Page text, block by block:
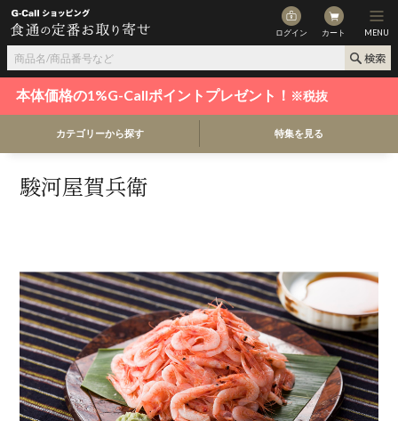
ログイン カート MENU
本体価格の1%G-Callポイントプレゼント！ ※税抜
カテゴリーから探す 特集を見る
駿河屋賀兵衛